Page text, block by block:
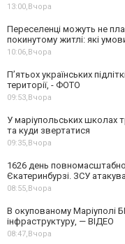
13:00,Вчора
Переселенці можуть не
покинутому житлі: які
10:06,Вчора
П’ятьох українських
території, - ФОТО
09:53,Вчора
У маріупольських школах
та куди звертатися
09:35,Вчора
1626 день
Єкатеринбурзі. ЗСУ
08:55,Вчора
В окупованому Маріуполі
інфраструктуру, — ВІДЕО
08:47,Вчора